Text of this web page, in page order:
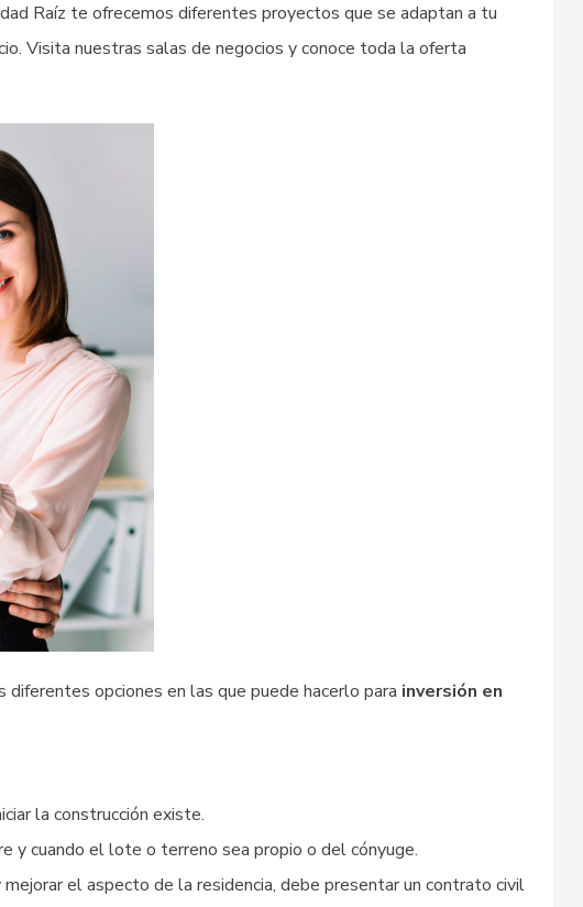
Raíz te ofrecemos diferentes proyectos que se adaptan a tu
Visita nuestras salas de negocios y conoce toda la oferta
opciones en las que puede hacerlo para inversión en
la construcción existe.
y cuando el lote o terreno sea propio o del cónyuge.
el aspecto de la residencia, debe presentar un contrato civil